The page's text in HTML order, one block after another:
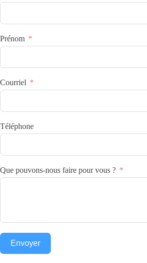
Prénom
Courriel
Téléphone
Que pouvons-nous faire pour vous ?
Envoyer